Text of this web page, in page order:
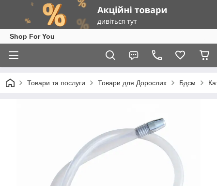
Shop For You
Товари та послуги Товари для Дорослих Бдсм